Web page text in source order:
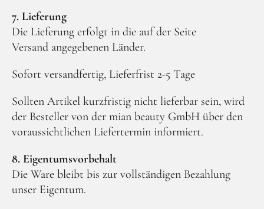
7. Lieferung
Die Lieferung erfolgt in die auf der Seite
Versand angegebenen Länder.
Sofort versandfertig, Lieferfrist 2-5 Tage
Sollten Artikel kurzfristig nicht lieferbar sein, wird
der Besteller von der mian beauty GmbH über den
voraussichtlichen Liefertermin informiert.
8. Eigentumsvorbehalt
Die Ware bleibt bis zur vollständigen Bezahlung
unser Eigentum.